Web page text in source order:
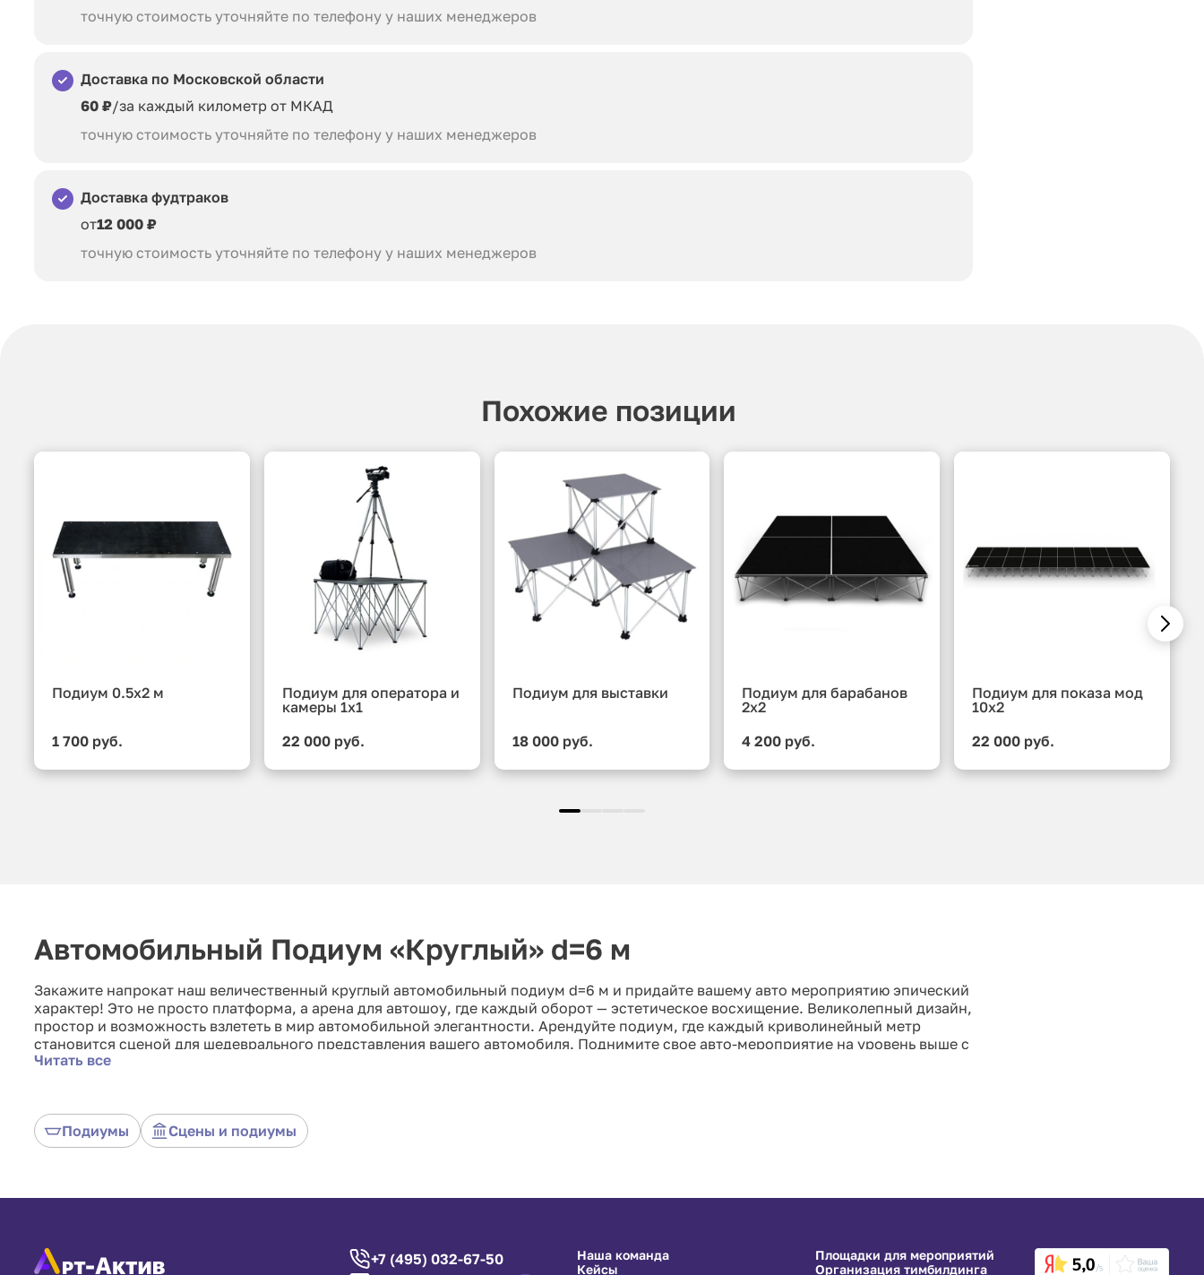
точную стоимость уточняйте по телефону у наших менеджеров
Доставка по Московской области
60 ₽/за каждый километр от МКАД
точную стоимость уточняйте по телефону у наших менеджеров
Доставка фудтраков
от12 000 ₽
точную стоимость уточняйте по телефону у наших менеджеров
Похожие позиции
Подиум 0.5x2 м
1 700 руб.
Подиум для оператора и
камеры 1x1
22 000 руб.
Подиум для выставки
18 000 руб.
Подиум для барабанов
2x2
4 200 руб.
Подиум для показа мод
10x2
22 000 руб.
Автомобильный Подиум «Круглый» d=6 м
Закажите напрокат наш величественный круглый автомобильный подиум d=6 м и придайте вашему авто мероприятию эпический
характер! Это не просто платформа, а арена для автошоу, где каждый оборот — эстетическое восхищение. Великолепный дизайн,
простор и возможность взлететь в мир автомобильной элегантности. Арендуйте подиум, где каждый криволинейный метр
становится сценой для шедеврального представления вашего автомобиля. Поднимите свое авто-мероприятие на уровень выше с
круглым подиумом d=6 м, где стиль и внушительность соединяются, чтобы создать неповторимый автомобильный опыт.
Читать все
Подиумы Сцены и подиумы
+7 (495) 032-67-50
Наша команда
Кейсы
Площадки для мероприятий
Организация тимбилдинга